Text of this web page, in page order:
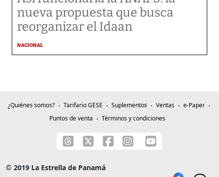
nueva propuesta que busca
reorganizar el Idaan
NACIONAL
¿Quiénes somos? Tarifario GESE Suplementos Ventas
e-Paper
Puntos de venta
Términos y condiciones
© 2019 La Estrella de Panamá